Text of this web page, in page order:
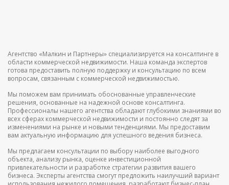
Агентство «Малкин и Партнеры» специализируется на консалтинге в
области коммерческой недвижимости. Наша команда экспертов
готова предоставить полную поддержку и консультацию по всем
вопросам, связанным с коммерческой недвижимостью.
Мы поможем вам принимать обоснованные управленческие
решения, основанные на надежной основе консалтинга.
Профессионалы нашего агентства обладают глубокими знаниями во
всех сферах коммерческой недвижимости и постоянно следят за
изменениями на рынке и новыми тенденциями. Мы предоставим
вам актуальную информацию для успешного ведения бизнеса.
Мы предлагаем консультации по выбору наиболее выгодного
объекта, анализу рынка, оценке инвестиционной
привлекательности и разработке стратегии развития вашего
бизнеса. Эксперты агентства смогут предложить наилучший вариант